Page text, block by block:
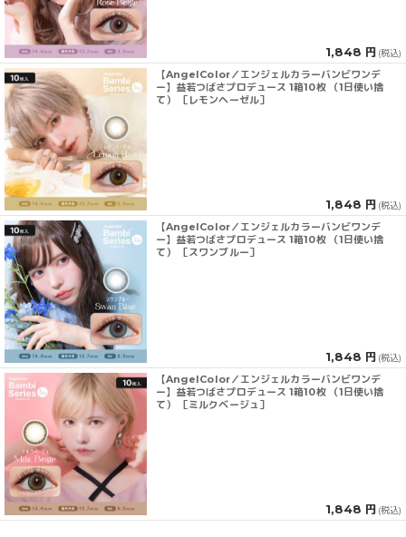
1,848 円 (税込)
【AngelColor／エンジェルカラーバンビワンデ
ー】益若つばさプロデュース 1箱10枚 （1日使い捨
て） ［レモンヘーゼル］
1,848 円 (税込)
【AngelColor／エンジェルカラーバンビワンデ
ー】益若つばさプロデュース 1箱10枚 （1日使い捨
て） ［スワンブルー］
1,848 円 (税込)
【AngelColor／エンジェルカラーバンビワンデ
ー】益若つばさプロデュース 1箱10枚 （1日使い捨
て） ［ミルクベージュ］
1,848 円 (税込)